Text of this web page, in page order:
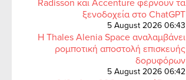
ξενοδοχεία στο ChatGPT
5 August 2026 06:43
Η Thales Alenia Space αναλαμβάνει
ρομποτική αποστολή επισκευής
δορυφόρων
5 August 2026 06:42